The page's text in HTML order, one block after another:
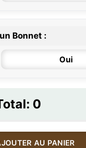
Bonnet :
Oui
0
AU PANIER